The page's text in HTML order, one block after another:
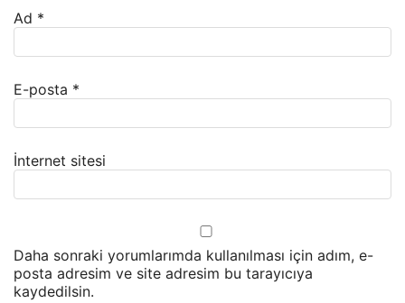
Ad *
E-posta *
İnternet sitesi
Daha sonraki yorumlarımda kullanılması için adım, e-
posta adresim ve site adresim bu tarayıcıya
kaydedilsin.